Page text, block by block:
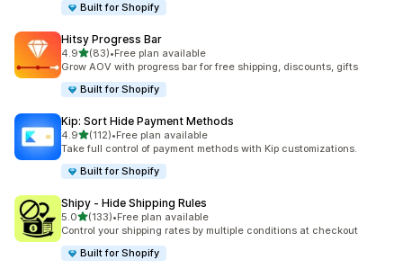
Built for Shopify
Hitsy Progress Bar
4.9별 5개 중
(83)
총 리뷰 83개
•Free plan available
Grow AOV with progress bar for free shipping, discounts, gifts
Built for Shopify
Kip: Sort Hide Payment Methods
4.9별 5개 중
(112)
총 리뷰 112개
•Free plan available
Take full control of payment methods with Kip customizations.
Built for Shopify
Shipy ‑ Hide Shipping Rules
5.0별 5개 중
(133)
총 리뷰 133개
•Free plan available
Control your shipping rates by multiple conditions at checkout
Built for Shopify